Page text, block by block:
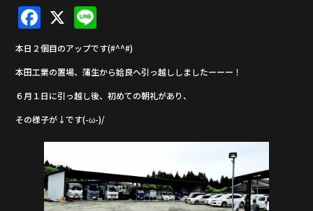
F
a
c
e
b
o
o
k
X
n
e
本日２個目のアップです(#^^#)
本田工業の置場、蒲生から姶良へ引っ越ししましたーーー！
６月１日に引っ越し後、初めての朝礼があり、
その様子が↓です(-ω-)/